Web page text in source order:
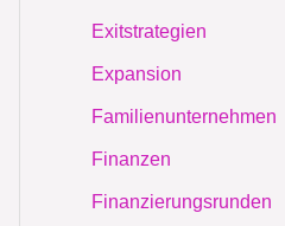
Exitstrategien
Expansion
Familienunternehmen
Finanzen
Finanzierungsrunden